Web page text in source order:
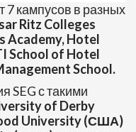
кампусов в разных
Ritz Colleges
Academy, Hotel
School of Hotel
School.
SEG с такими
of Derby
University (США)